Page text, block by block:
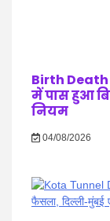
Birth
में पास हुआ
नियम
04/08/2026